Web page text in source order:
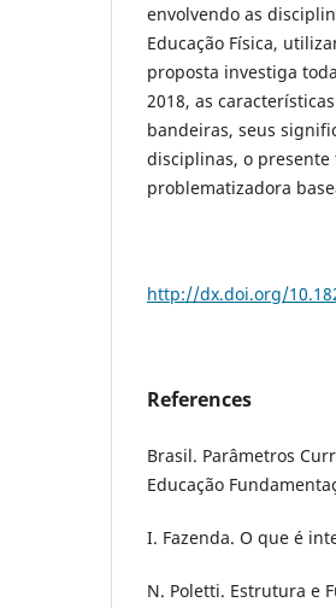
envolvendo as
Educação Física,
proposta investiga
2018, as
bandeiras, seus
disciplinas, o
problematizadora
http://dx.doi.org/
References
Brasil. Parâmetros
Educação
I. Fazenda. O que é
N. Poletti. Estrutura e